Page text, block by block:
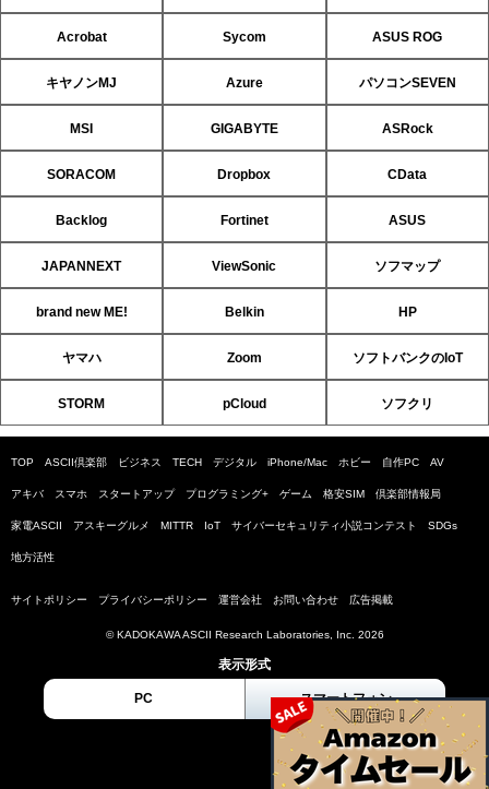
Acrobat Sycom ASUS ROG
キヤノンMJ Azure パソコンSEVEN
MSI GIGABYTE ASRock
SORACOM Dropbox CData
Backlog Fortinet ASUS
JAPANNEXT ViewSonic ソフマップ
brand new ME! Belkin HP
ヤマハ Zoom ソフトバンクのIoT
STORM pCloud ソフクリ
TOP ASCII倶楽部 ビジネス TECH デジタル iPhone/Mac ホビー 自作PC AV
アキバ スマホ スタートアップ プログラミング+ ゲーム 格安SIM 倶楽部情報局
家電ASCII アスキーグルメ MITTR IoT サイバーセキュリティ小説コンテスト SDGs
地方活性
サイトポリシー プライバシーポリシー 運営会社 お問い合わせ 広告掲載
© KADOKAWA ASCII Research Laboratories, Inc. 2026
表示形式
PC スマートフォン